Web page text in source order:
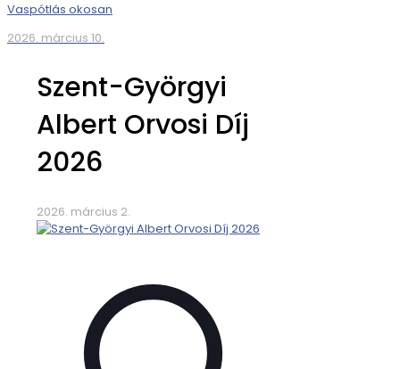
Vaspótlás okosan
2026. március 10.
Szent-Györgyi
Albert Orvosi Díj
2026
2026. március 2.